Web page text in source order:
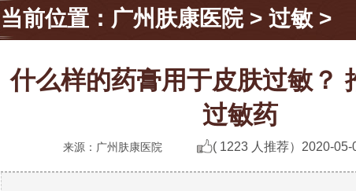
当前位置： 广州肤康医院> 过敏 >
什么样的药膏用于皮肤过敏？
过敏药
来源：广州肤康医院 ( 1223 人推荐） 2020-05-